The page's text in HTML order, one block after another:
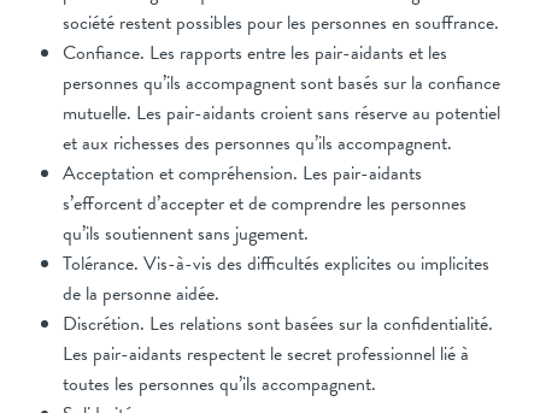
société restent possibles pour les personnes en souffrance.
Confiance. Les rapports entre les pair-aidants et les
personnes qu’ils accompagnent sont basés sur la confiance
mutuelle. Les pair-aidants croient sans réserve au potentiel
et aux richesses des personnes qu’ils accompagnent.
Acceptation et compréhension. Les pair-aidants
s’efforcent d’accepter et de comprendre les personnes
qu’ils soutiennent sans jugement.
Tolérance. Vis-à-vis des difficultés explicites ou implicites
de la personne aidée.
Discrétion. Les relations sont basées sur la confidentialité.
Les pair-aidants respectent le secret professionnel lié à
toutes les personnes qu’ils accompagnent.